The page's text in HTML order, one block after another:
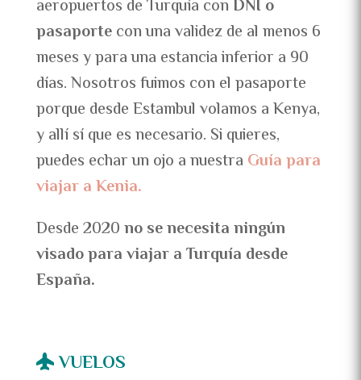
aeropuertos de Turquía con DNI o
pasaportecon una validez de al menos 6
meses y para una estancia inferior a 90
días. Nosotros fuimos con el pasaporte
porque desde Estambul volamos a Kenya,
y allí sí que es necesario. Si quieres,
puedes echar un ojo a nuestra Guía para
viajar a Kenia.
Desde 2020no se necesita ningún
visado para viajar a Turquía desde
España.
VUELOS